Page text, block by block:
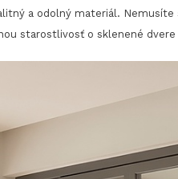
a odolný materiál.
starostlivosť o sklenené